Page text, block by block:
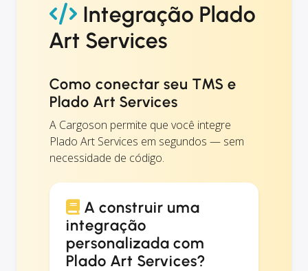
Integração Plado
Art Services
Como conectar seu TMS e
Plado Art Services
A Cargoson permite que você integre
Plado Art Services em segundos — sem
necessidade de código.
A construir uma
integração
personalizada com
Plado Art Services?